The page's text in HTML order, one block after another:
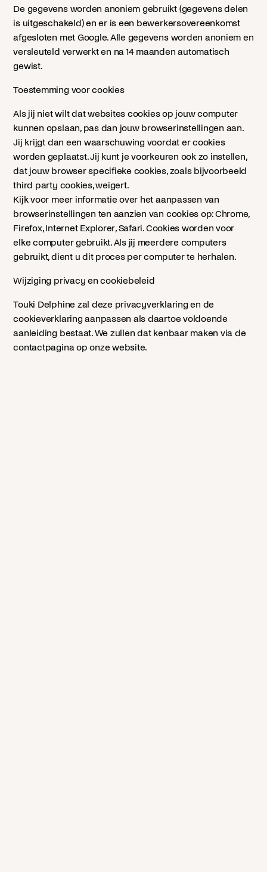
De gegevens worden anoniem gebruikt (gegevens delen
is uitgeschakeld) en er is een bewerkersovereenkomst
afgesloten met Google. Alle gegevens worden anoniem en
versleuteld verwerkt en na 14 maanden automatisch
gewist.
Toestemming voor cookies
Als jij niet wilt dat websites cookies op jouw computer
kunnen opslaan, pas dan jouw browserinstellingen aan.
Jij krijgt dan een waarschuwing voordat er cookies
worden geplaatst. Jij kunt je voorkeuren ook zo instellen,
dat jouw browser specifieke cookies, zoals bijvoorbeeld
third party cookies, weigert.
Kijk voor meer informatie over het aanpassen van
browserinstellingen ten aanzien van cookies op: Chrome,
Firefox, Internet Explorer, Safari. Cookies worden voor
elke computer gebruikt. Als jij meerdere computers
gebruikt, dient u dit proces per computer te herhalen.
Wijziging privacy en cookiebeleid
Touki Delphine zal deze privacyverklaring en de
cookieverklaring aanpassen als daartoe voldoende
aanleiding bestaat. We zullen dat kenbaar maken via de
contactpagina op onze website.